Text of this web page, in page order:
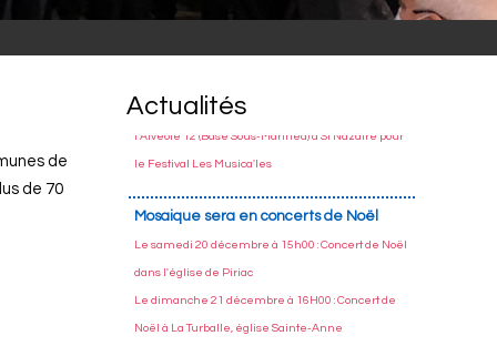
de
de 70
Actualités
L'Artymes de Mesquer pour Kiwanis
l'Alvéole 12 (Base Sous-Marineà) à St Nazaire pour
le Festival Les Musica'les
Le samedi 20 décembre à 15h00 : Concert de Noël
dans l'église de Piriac
Le dimanche 21 décembre à 16H00 : Concert de
Noël à La Turballe, église Sainte-Anne